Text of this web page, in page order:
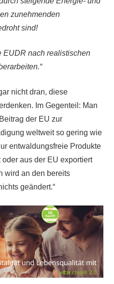
zunehmenden
sind!
EUDR nach realistischen
nicht dran, diese
Im Gegenteil: Man
der EU zur
weltweit so gering wie
entwaldungsfreie Produkte
aus der EU exportiert
wird an den bereits
geändert.“